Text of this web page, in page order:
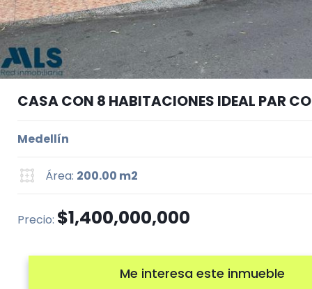
CASA CON 8 HABITACIONES IDEAL PAR
Medellín
Área: 200.00 m2
Precio: $1,400,000,000
Me interesa este inmueble